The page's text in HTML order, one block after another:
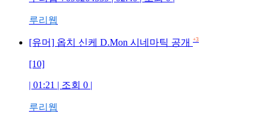
루리웹
[유머] 옵치 신케 D.Mon 시네마틱 공개 +3
[10]
| 01:21 | 조회 0 |
루리웹